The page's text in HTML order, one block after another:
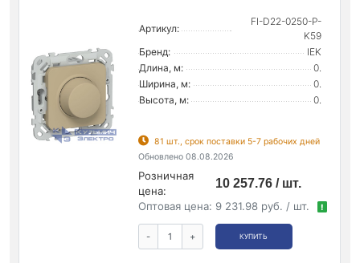
Артикул:
FI-D22-0250-P-
K59
Бренд:
IEK
Длина, м:
0.
Ширина, м:
0.
Высота, м:
0.
81 шт., срок поставки 5-7 рабочих дней
Обновлено 08.08.2026
Розничная
цена:
10 257.76 / шт.
Оптовая цена: 9 231.98 руб. / шт. !
- + КУПИТЬ